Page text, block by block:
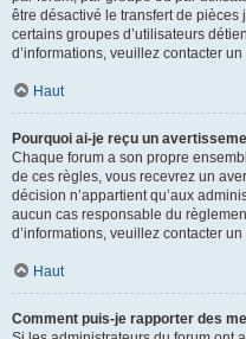
être désactivé le transfert de
certains groupes d’utilisateurs
d’informations, veuillez contacter
Haut
Pourquoi ai-je reçu un
Chaque forum a son propre
de ces règles, vous recevrez un
décision n’appartient qu’aux
aucun cas responsable du
d’informations, veuillez contacter
Haut
Comment puis-je rapporter des